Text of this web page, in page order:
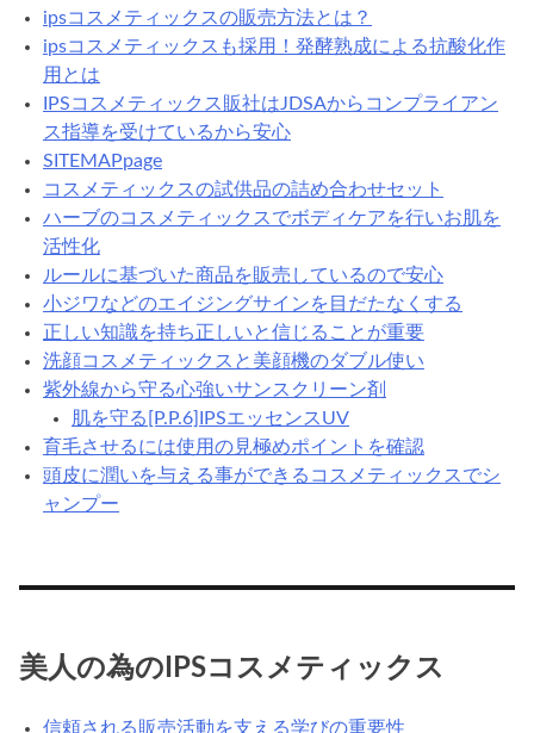
ipsコスメティックスの販売方法とは？
ipsコスメティックスも採用！発酵熟成による抗酸化作
用とは
IPSコスメティックス販社はJDSAからコンプライアン
ス指導を受けているから安心
SITEMAPpage
コスメティックスの試供品の詰め合わせセット
ハーブのコスメティックスでボディケアを行いお肌を
活性化
ルールに基づいた商品を販売しているので安心
小ジワなどのエイジングサインを目だたなくする
正しい知識を持ち正しいと信じることが重要
洗顔コスメティックスと美顔機のダブル使い
紫外線から守る心強いサンスクリーン剤
肌を守る[P.P.6]IPSエッセンスUV
育毛させるには使用の見極めポイントを確認
頭皮に潤いを与える事ができるコスメティックスでシ
ャンプー
美人の為のIPSコスメティックス
信頼される販売活動を支える学びの重要性